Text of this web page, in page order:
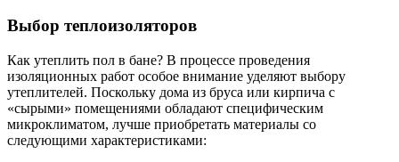
Выбор теплоизоляторов
Как утеплить пол в бане? В процессе проведения
изоляционных работ особое внимание уделяют выбору
утеплителей. Поскольку дома из бруса или кирпича с
«сырыми» помещениями обладают специфическим
микроклиматом, лучше приобретать материалы со
следующими характеристиками: